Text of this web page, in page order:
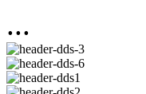
...